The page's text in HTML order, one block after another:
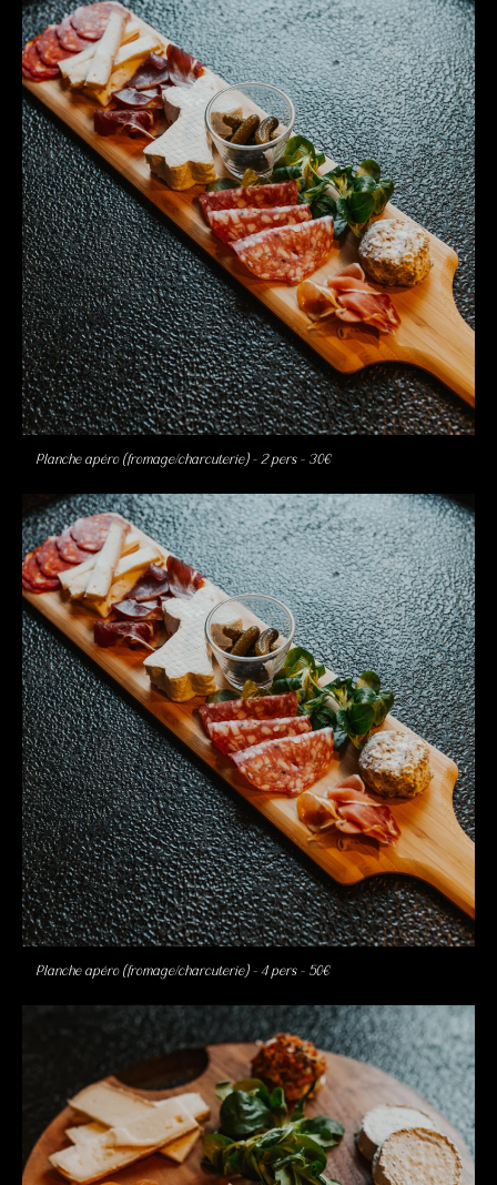
Planche apéro (fromage/charcuterie) – 2 pers – 30€
Planche apéro (fromage/charcuterie) – 4 pers – 50€